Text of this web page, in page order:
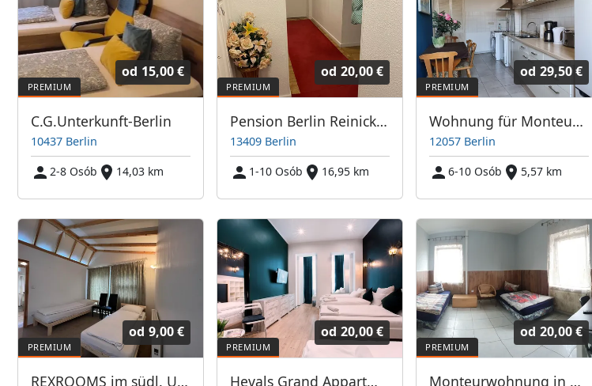
od 15,00 €
C.G.Unterkunft-Berlin
10437 Berlin
2-8 Osób
14,03 km
od 20,00 €
Pension Berlin Reinickendorf
13409 Berlin
1-10 Osób
16,95 km
od 29,50 €
Wohnung für Monteure nahe Dreieck Neukölln
12057 Berlin
6-10 Osób
5,57 km
od 9,00 €
REXROOMS im südl. Umland von Berlin
od 20,00 €
Hevals Grand Appartments
od 20,00 €
Monteurwohnung in Zossen